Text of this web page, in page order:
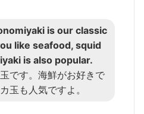
is our classic
like seafood, squid
is also popular.
です。海鮮がお好きで
玉も人気ですよ。